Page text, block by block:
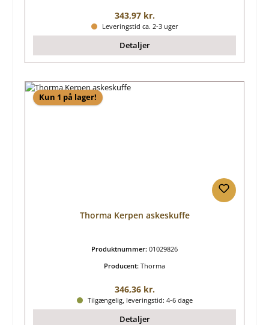
Almindelig pris:
343,97 kr.
Leveringstid ca. 2-3 uger
Detaljer
Kun 1 på lager!
Thorma Kerpen askeskuffe
Produktnummer: 01029826
Producent: Thorma
Almindelig pris:
346,36 kr.
Tilgængelig, leveringstid: 4-6 dage
Detaljer